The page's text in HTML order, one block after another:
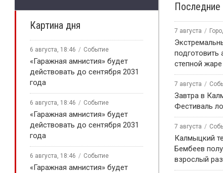
Картина дня
6 августа, 18:46 Событие
«Гаражная амнистия» будет
действовать до сентября 2031
года
6 августа, 18:46 Событие
«Гаражная амнистия» будет
действовать до сентября 2031
года
6 августа, 18:46 Событие
«Гаражная амнистия» будет
Последние
7 августа
подготовить
степной жаре
7 августа
Завтра в
Фестиваль
7 августа
Калмыцкий
Бембеев
взрослый